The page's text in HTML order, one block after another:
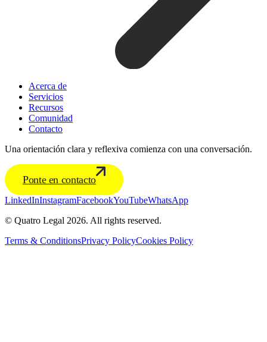
Acerca de
Servicios
Recursos
Comunidad
Contacto
Una orientación clara y reflexiva comienza con una conversación.
Ponte en contacto
LinkedInInstagramFacebookYouTubeWhatsApp
© Quatro Legal 2026. All rights reserved.
Terms & ConditionsPrivacy PolicyCookies Policy